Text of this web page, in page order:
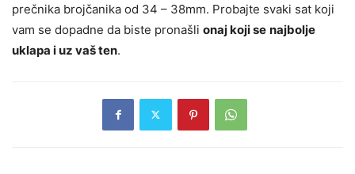
prečnika brojčanika od 34 – 38mm. Probajte svaki sat koji
vam se dopadne da biste pronašli onaj koji se najbolje
uklapa i uz vaš ten.